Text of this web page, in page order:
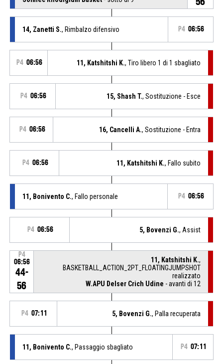
14, Zanetti S., Rimbalzo difensivo P4 06:56
P4 06:56 11, Katshitshi K., Tiro libero 1 di 1 sbagliato
P4 06:56 15, Shash T., Sostituzione - Esce
P4 06:56 16, Cancelli A., Sostituzione - Entra
P4 06:56 11, Katshitshi K., Fallo subito
11, Bonivento C., Fallo personale P4 06:56
P4 06:56 5, Bovenzi G., Assist
P4
06:56
44-
56
11, Katshitshi K.,
BASKETBALL_ACTION_2PT_FLOATINGJUMPSHOT
realizzato
W.APU Delser Crich Udine - avanti di 12
P4 07:11 5, Bovenzi G., Palla recuperata
11, Bonivento C., Passaggio sbagliato P4 07:11